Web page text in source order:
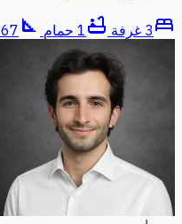
bed 3 غرفة bathtub 1 حمام square_foot 67 م²